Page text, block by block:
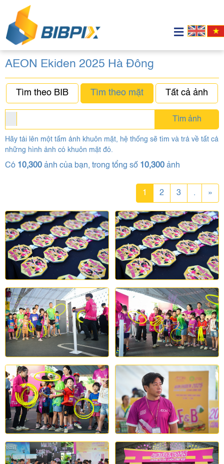
AEON Ekiden 2025 Hà Đông
Tìm theo BIB Tìm theo mặt Tất cả ảnh
Tìm ảnh
Hãy tải lên một tấm ảnh khuôn mặt, hệ thống sẽ tìm và trả về tất cả
những hình ảnh có khuôn mặt đó.
Có 10,300 ảnh của bạn, trong tổng số 10,300 ảnh
1 2 3 . »